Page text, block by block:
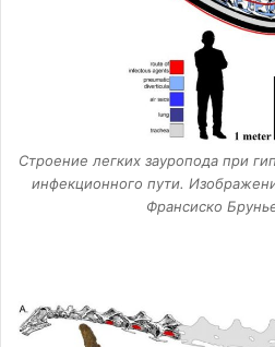
Строение легких зауропода при
инфекционного пути.
Франсиско